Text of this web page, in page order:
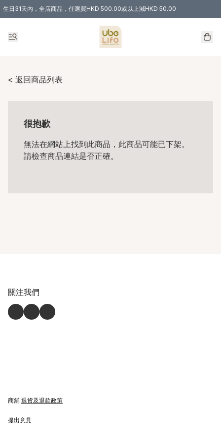
生日31天內，全店商品，任選買HKD 500.00或以上減HKD 50.00
購物滿 HKD 300.00即享免運費優惠！（適用於 特定的送貨方式 )
< 返回商品列表
很抱歉
無法在網站上找到此商品，此商品可能已下架。
請檢查商品連結是否正確。
關注我們
商舖 退貨及退款政策
提出意見